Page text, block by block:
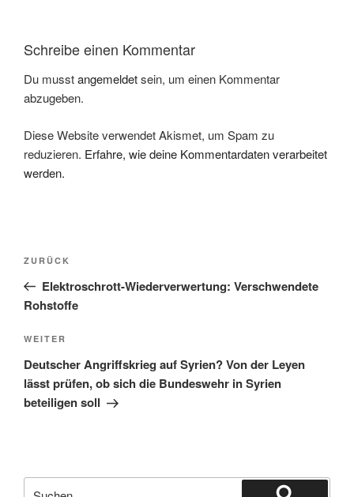
Schreibe einen Kommentar
Du musstangemeldetsein, um einen Kommentar
abzugeben.
Diese Website verwendet Akismet, um Spam zu
reduzieren. Erfahre, wie deine Kommentardaten verarbeitet
werden.
Beitragsnavigation
Vorheriger
Beitrag
ZURÜCK
Elektroschrott-Wiederverwertung: Verschwendete
Rohstoffe
Nächster
Beitrag
WEITER
Deutscher Angriffskrieg auf Syrien? Von der Leyen
lässt prüfen, ob sich die Bundeswehr in Syrien
beteiligen soll